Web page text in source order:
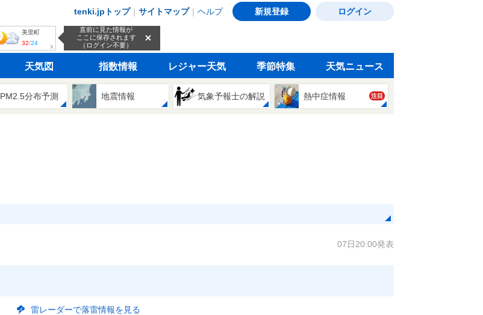
tenki.jpトップ｜ サイトマップ｜ ヘルプ 新規登録 ログイン
美里町
32/24 ｘ
直前に見た情報が
ここに保存されます
（ログイン不要）
天気図 指数情報 レジャー天気 季節特集 天気ニュース
PM2.5分布予測 地震情報 気象予報士の解説 熱中症情報 注目
07日20:00発表
雷レーダーで落雷情報を見る